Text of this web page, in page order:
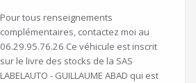
Pour tous renseignements
complémentaires, contactez moi au
06.29.95.76.26 Ce véhicule est inscrit
sur le livre des stocks de la SAS
LABELAUTO - GUILLAUME ABAD qui est